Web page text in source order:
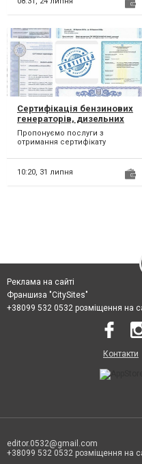
Сертифікація бензинових
генераторів, дизельних
генераторів,
акумуляторів, зарядних
Пропонуємо послуги з
отримання сертифікату
про відповідність на
бензинов...
10:20, 31 липня
Реклама на сайті
Франшиза "CitySites"
+38099 532 0532 розміщення на
Контакти
editor.0532@gmail.com
+38099 532 0532 розміщення на